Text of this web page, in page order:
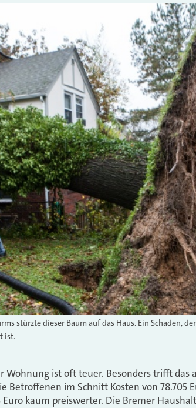
stürzte dieser Baum auf das Haus. Ein Schaden,
ist.
Wohnung ist oft teuer. Besonders trifft das
Betroffenen im Schnitt Kosten von 78.705
Euro kaum preiswerter. Die Bremer